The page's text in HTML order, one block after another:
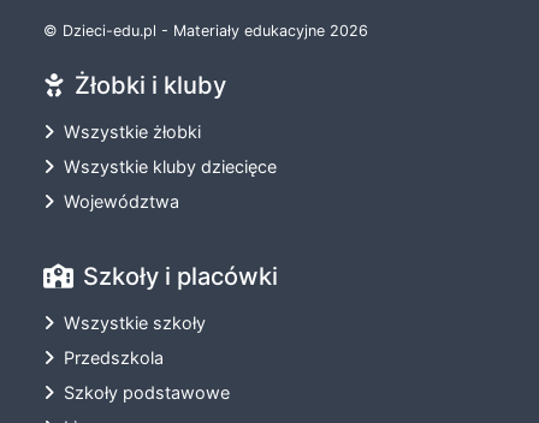
© Dzieci-edu.pl - Materiały edukacyjne 2026
Żłobki i kluby
Wszystkie żłobki
Wszystkie kluby dziecięce
Województwa
Szkoły i placówki
Wszystkie szkoły
Przedszkola
Szkoły podstawowe